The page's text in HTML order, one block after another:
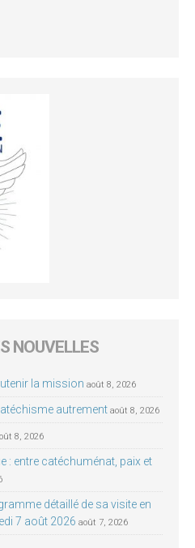
NOUVELLES
la mission août 8, 2026
autrement août 8, 2026
8, 2026
: entre catéchuménat, paix et
détaillé de sa visite en
7 août 2026 août 7, 2026